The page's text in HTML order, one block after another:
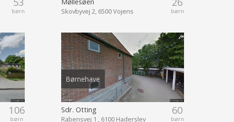
børn børn
Skovbyvej 2, 6500 Vojens
106
børn
Børnehave
60
børn
Sdr. Otting
Rabensvej 1 , 6100 Haderslev